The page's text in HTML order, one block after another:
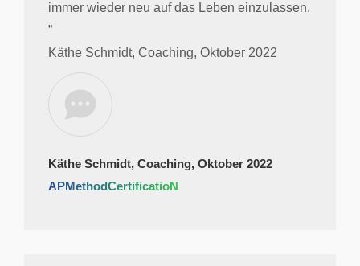
Käthe Schmidt, Coaching, Oktober 2022
APMethodCertificatioN
immer wieder neu auf das Leben einzulassen.
”
Käthe Schmidt, Coaching, Oktober 2022